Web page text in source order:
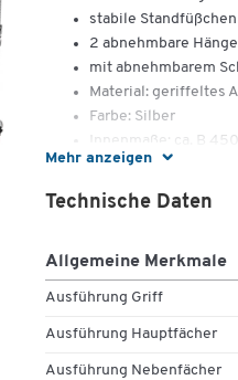
Mehr anzeigen
stabile Standfüßchen
2 abnehmbare
mit abnehmbarem
Material: geriffeltes
Farbe: Silber
Innenmaße: ca. B
Außenmaße: ca. B
Technische Daten
Allgemeine Merkmale
Ausführung Griff
Ausführung Hauptfächer
Ausführung Nebenfächer